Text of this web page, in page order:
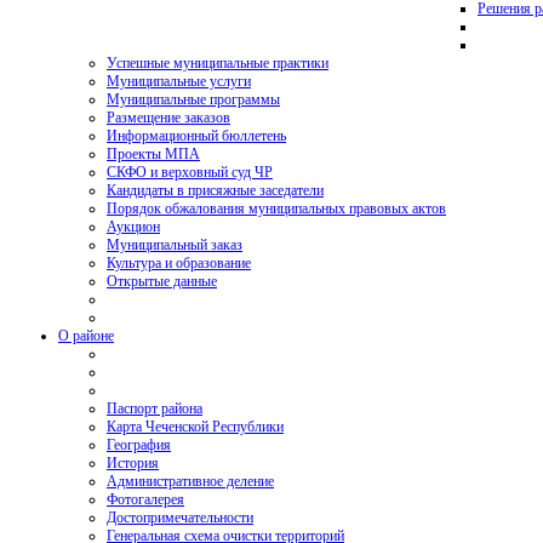
Решения
Успешные муниципальные практики
Муниципальные услуги
Муниципальные программы
Размещение заказов
Информационный бюллетень
Проекты МПА
СКФО и верховный суд ЧР
Кандидаты в присяжные заседатели
Порядок обжалования муниципальных правовых актов
Аукцион
Муниципальный заказ
Культура и образование
Открытые данные
О районе
Паспорт района
Карта Чеченской Республики
География
История
Административное деление
Фотогалерея
Достопримечательности
Генеральная схема очистки территорий